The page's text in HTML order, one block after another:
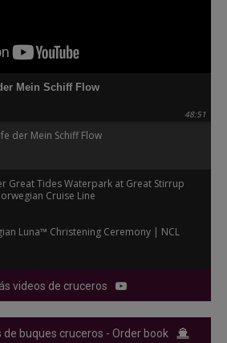
Mein Schiff Flow
48:51
der Mein Schiff Flow
Great Tides Waterpark at Great Stirrup
Cruise Line
Luna™ Christening Ceremony | NCL
videos de cruceros
buques cruceros - Order book